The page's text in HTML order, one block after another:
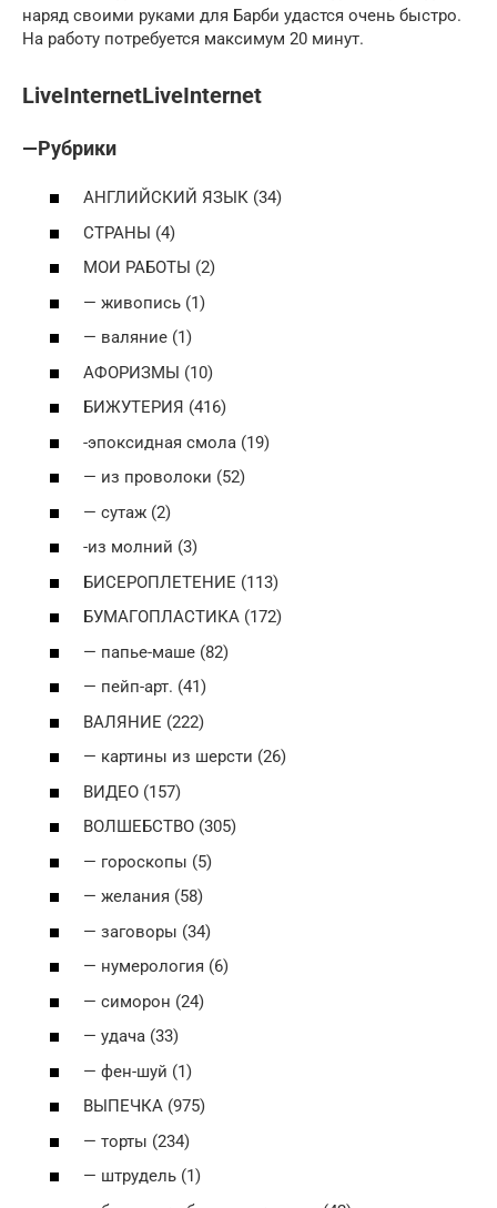
наряд своими руками для Барби удастся очень быстро.
На работу потребуется максимум 20 минут.
LiveInternetLiveInternet
—Рубрики
АНГЛИЙСКИЙ ЯЗЫК (34)
СТРАНЫ (4)
МОИ РАБОТЫ (2)
— живопись (1)
— валяние (1)
АФОРИЗМЫ (10)
БИЖУТЕРИЯ (416)
-эпоксидная смола (19)
— из проволоки (52)
— сутаж (2)
-из молний (3)
БИСЕРОПЛЕТЕНИЕ (113)
БУМАГОПЛАСТИКА (172)
— папье-маше (82)
— пейп-арт. (41)
ВАЛЯНИЕ (222)
— картины из шерсти (26)
ВИДЕО (157)
ВОЛШЕБСТВО (305)
— гороскопы (5)
— желания (58)
— заговоры (34)
— нумерология (6)
— симорон (24)
— удача (33)
— фен-шуй (1)
ВЫПЕЧКА (975)
— торты (234)
— штрудель (1)